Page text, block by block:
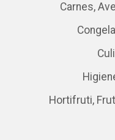
Carnes,
Hortifruti,